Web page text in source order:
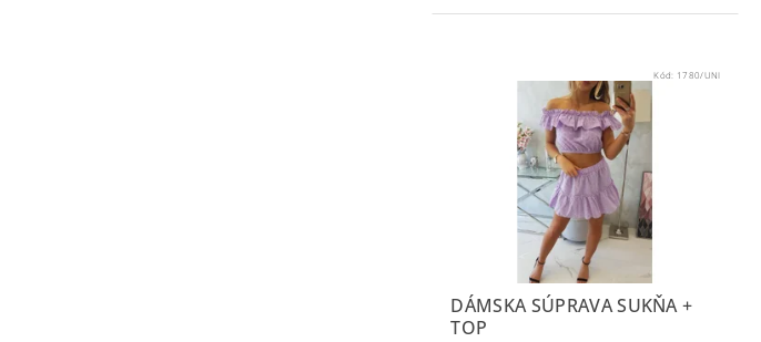
Kód: 1780/UNI
DÁMSKA SÚPRAVA SUKŇA +
TOP